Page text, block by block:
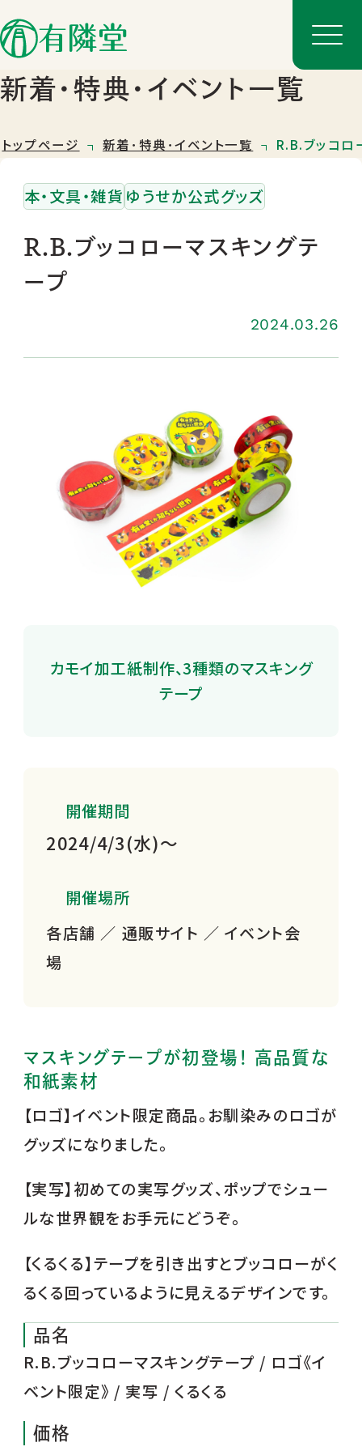
店舗一覧
新着･特典･イベント一覧
トップページ 新着･特典･イベント一覧 R.B.ブッコロ
本・文具・雑貨 ゆうせか公式グッズ
R.B.ブッコローマスキングテ
ープ
2024.03.26
カモイ加工紙制作、3種類のマスキング
テープ
開催期間
2024/4/3(水)～
開催場所
各店舗 ／ 通販サイト ／ イベント会
場
マスキングテープが初登場！ 高品質な
和紙素材
【ロゴ】イベント限定商品。お馴染みのロゴが
グッズになりました。
【実写】初めての実写グッズ、ポップでシュー
ルな世界観をお手元にどうぞ。
【くるくる】テープを引き出すとブッコローがく
るくる回っているように見えるデザインです。
品名
R.B.ブッコローマスキングテープ / ロゴ《イ
ベント限定》 / 実写 / くるくる
価格